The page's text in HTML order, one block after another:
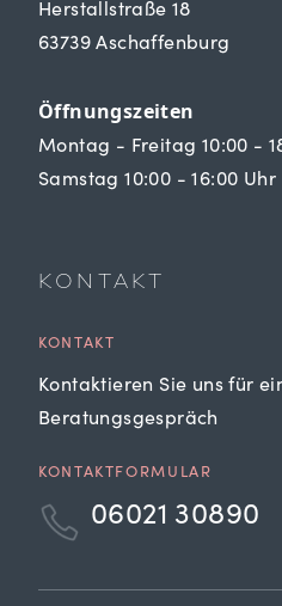
Herstallstraße 18
63739 Aschaffenburg
Öffnungszeiten
Montag - Freitag 10:00 -
Samstag 10:00 - 16:00 Uhr
KONTAKT
KONTAKT
Kontaktieren Sie uns für
Beratungsgespräch
KONTAKTFORMULAR
06021 30890